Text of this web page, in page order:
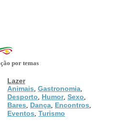
por temas
Lazer
Animais Gastronomia
Desporto Humor, Sexo
Bares Dança Encontros
Eventos Turismo